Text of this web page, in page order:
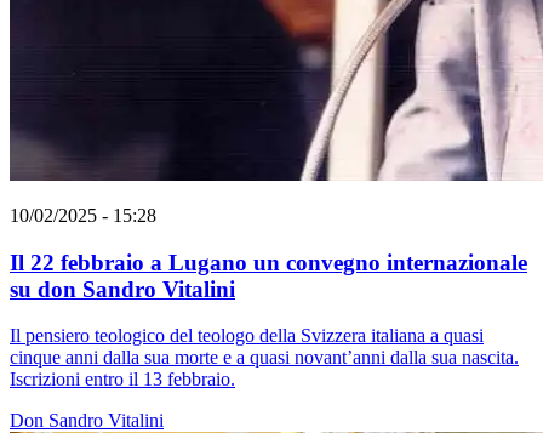
10/02/2025 - 15:28
Il 22 febbraio a Lugano un convegno internazionale
su don Sandro Vitalini
Il pensiero teologico del teologo della Svizzera italiana a quasi
cinque anni dalla sua morte e a quasi novant’anni dalla sua nascita.
Iscrizioni entro il 13 febbraio.
Don Sandro Vitalini